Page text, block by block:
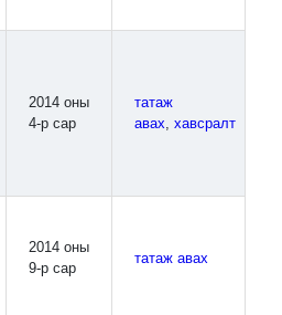
2014 оны
4-р сар
татаж
авах,хавсралт
2014 оны
9-р сар
татаж авах